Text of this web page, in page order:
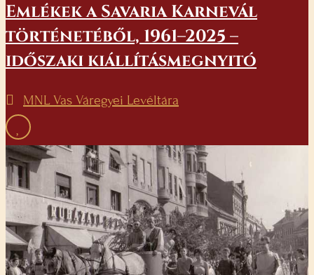
Emlékek a Savaria Karnevál
történetéből, 1961–2025 –
időszaki kiállításmegnyitó
MNL Vas Váregyei Levéltára